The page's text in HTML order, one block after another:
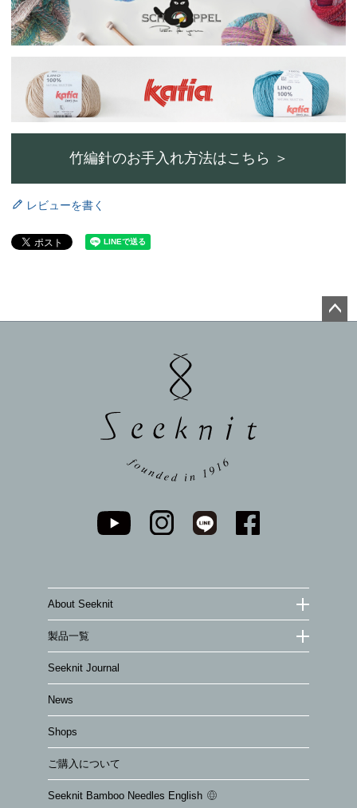
竹編針のお手入れ方法はこちら ＞
レビューを書く
About Seeknit
製品一覧
Seeknit Journal
News
Shops
ご購入について
Seeknit Bamboo Needles English